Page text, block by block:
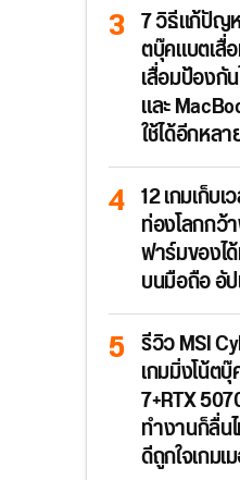
7 วิธีแก้ปัญ
ตบุ๊คแบตเสื่
เสื่อมป้องกั
และ
ใช้ได้อีกหล
12 เกมเก็บ
ท่องโลกกว้
ฟาร์มของไ
บนมือถือ อั
รีวิว MSI
เกมมิ่งโน้ต
7+RTX
ทำงานก็ลื่น
ดีถูกใจเกม